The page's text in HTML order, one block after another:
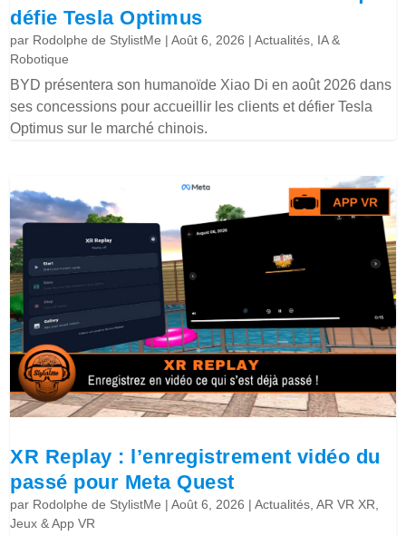
défie Tesla Optimus
par Rodolphe de StylistMe |Août 6, 2026 |Actualités, IA &
Robotique
BYD présentera son humanoïde Xiao Di en août 2026 dans
ses concessions pour accueillir les clients et défier Tesla
Optimus sur le marché chinois.
XR Replay : l’enregistrement vidéo du
passé pour Meta Quest
par Rodolphe de StylistMe |Août 6, 2026 |Actualités,AR VR XR,
Jeux & App VR